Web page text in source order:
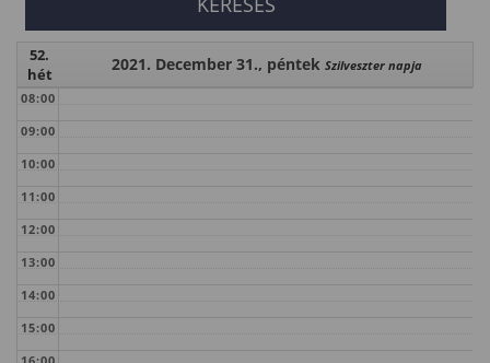
52.
hét
2021. December 31., péntek Szilveszter napja
08:00
09:00
10:00
11:00
12:00
13:00
14:00
15:00